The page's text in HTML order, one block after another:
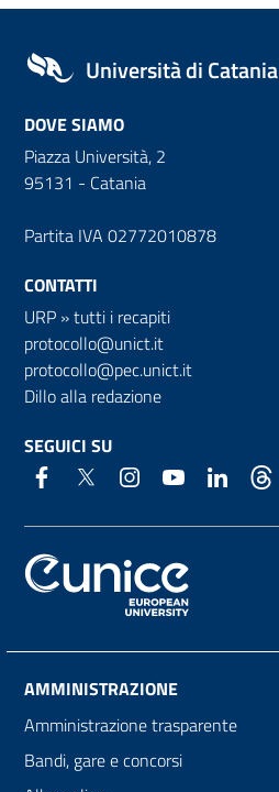
Università di Catania
DOVE SIAMO
Piazza Università, 2
95131 - Catania
Partita IVA 02772010878
CONTATTI
URP »tutti i recapiti
protocollo@unict.it
protocollo@pec.unict.it
Dillo alla redazione
SEGUICI SU
AMMINISTRAZIONE
Amministrazione trasparente
Bandi, gare e concorsi